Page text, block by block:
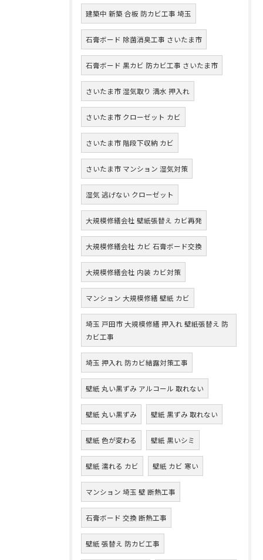
建築中 新築 合板 防カビ工事 埼玉
石膏ボード 除菌消臭工事 さいたま市
石膏ボード 黒カビ 防カビ工事 さいたま市
さいたま市 湿気取り 満水 押入れ
さいたま市 クローゼット カビ
さいたま市 階段下収納 カビ
さいたま市 マンション 湿気対策
湿気 逃げない クローゼット
大規模修繕会社 壁紙張替え カビ再発
大規模修繕会社 カビ 石膏ボード交換
大規模修繕会社 内装 カビ対策
マンション 大規模修繕 壁紙 カビ
埼玉 戸田市 大規模修繕 押入れ 壁紙張替え 防
カビ工事
埼玉 押入れ 防カビ結露対策工事
壁紙 丸い黒ずみ アルコール 取れない
壁紙 丸い黒ずみ 壁紙 黒ずみ 取れない
壁紙 色が変わる 壁紙 黒いシミ
壁紙 濡れる カビ 壁紙 カビ 寒い
マンション 埼玉 壁 断熱工事
石膏ボード 交換 断熱工事
壁紙 張替え 防カビ工事